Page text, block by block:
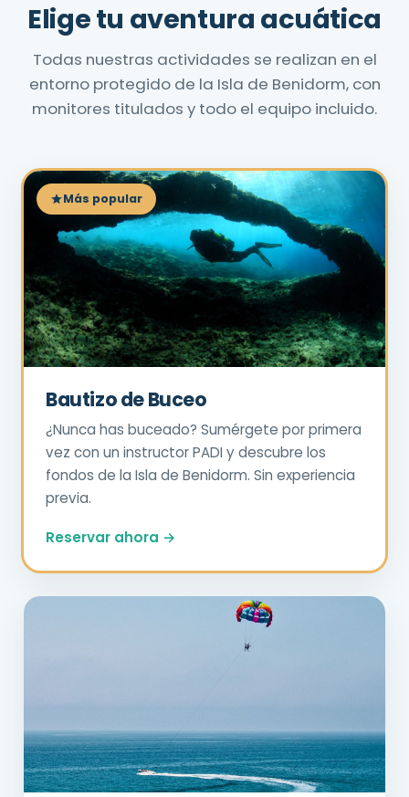
Elige tu aventura acuática
Todas nuestras actividades se realizan en el
entorno protegido de la Isla de Benidorm, con
monitores titulados y todo el equipo incluido.
Más popular
Bautizo de Buceo
¿Nunca has buceado? Sumérgete por primera
vez con un instructor PADI y descubre los
fondos de la Isla de Benidorm. Sin experiencia
previa.
Reservar ahora →